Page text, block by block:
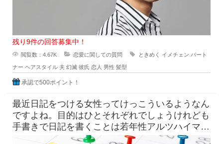
残り9件の回答募集中！
閲覧数：4.67K 恋愛に関しての質問 ときめく イメチェン パート
ナー ヘアスタイル 夫 幻滅 彼氏 恋人 男性 髪型
承認で500ポイント！
最近日記をつける女性ってけっこういるようなん
ですよね。目的はひとそれぞれでしょうけれども
手書きで日記を書くことは若年性アルツハイマー
にも効果はすこしくらいは貢献